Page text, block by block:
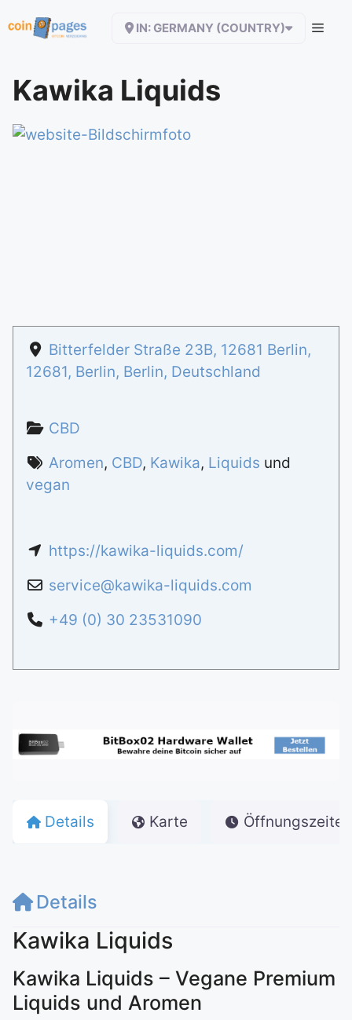
Inhalt
IN: GERMANY (COUNTRY)
Kawika Liquids
Bitterfelder Straße 23B, 12681 Berlin,
12681, Berlin, Berlin, Deutschland
CBD
Aromen, CBD, Kawika, Liquids und
vegan
https://kawika-liquids.com/
service@kawika-liquids.com
+49 (0) 30 23531090
Details Karte Öffnungszeiten
Details
Kawika Liquids
Kawika Liquids – Vegane Premium
Liquids und Aromen